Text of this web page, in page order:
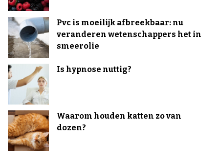
Pvc is moeilijk afbreekbaar: nu
veranderen wetenschappers het in
smeerolie
Is hypnose nuttig?
Waarom houden katten zo van
dozen?